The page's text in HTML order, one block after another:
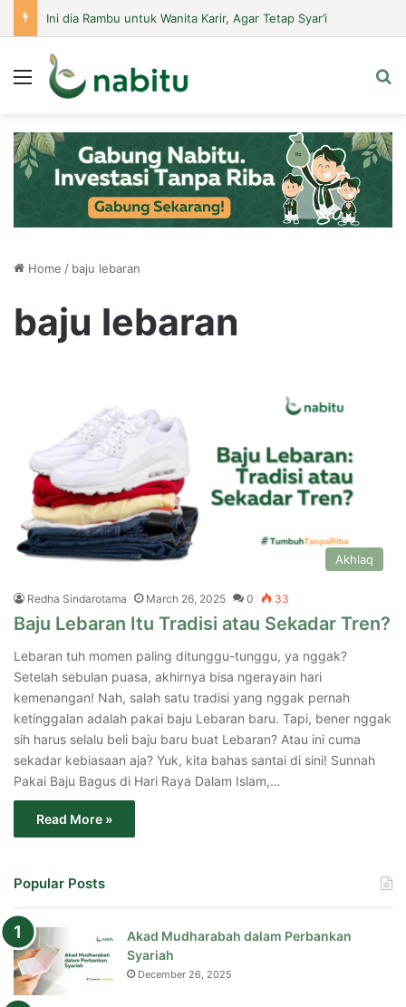
Ini dia Rambu untuk Wanita Karir, Agar Tetap Syar’i
Menu
Home / baju lebaran
baju lebaran
Akhlaq
Redha Sindarotama March 26, 2025 0 33
Baju Lebaran Itu Tradisi atau Sekadar Tren?
Lebaran tuh momen paling ditunggu-tunggu, ya nggak?
Setelah sebulan puasa, akhirnya bisa ngerayain hari
kemenangan! Nah, salah satu tradisi yang nggak pernah
ketinggalan adalah pakai baju Lebaran baru. Tapi, bener nggak
sih harus selalu beli baju baru buat Lebaran? Atau ini cuma
sekadar kebiasaan aja? Yuk, kita bahas santai di sini! Sunnah
Pakai Baju Bagus di Hari Raya Dalam Islam,…
Read More »
Popular Posts
Akad Mudharabah dalam Perbankan
Syariah
December 26, 2025